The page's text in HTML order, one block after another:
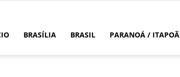
BRASÍLIA BRASIL PARANOÁ / ITAPOÃ